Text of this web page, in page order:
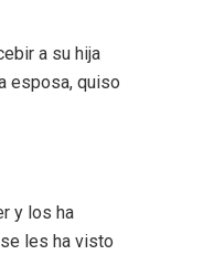
a su hija
esposa, quiso
y los ha
les ha visto